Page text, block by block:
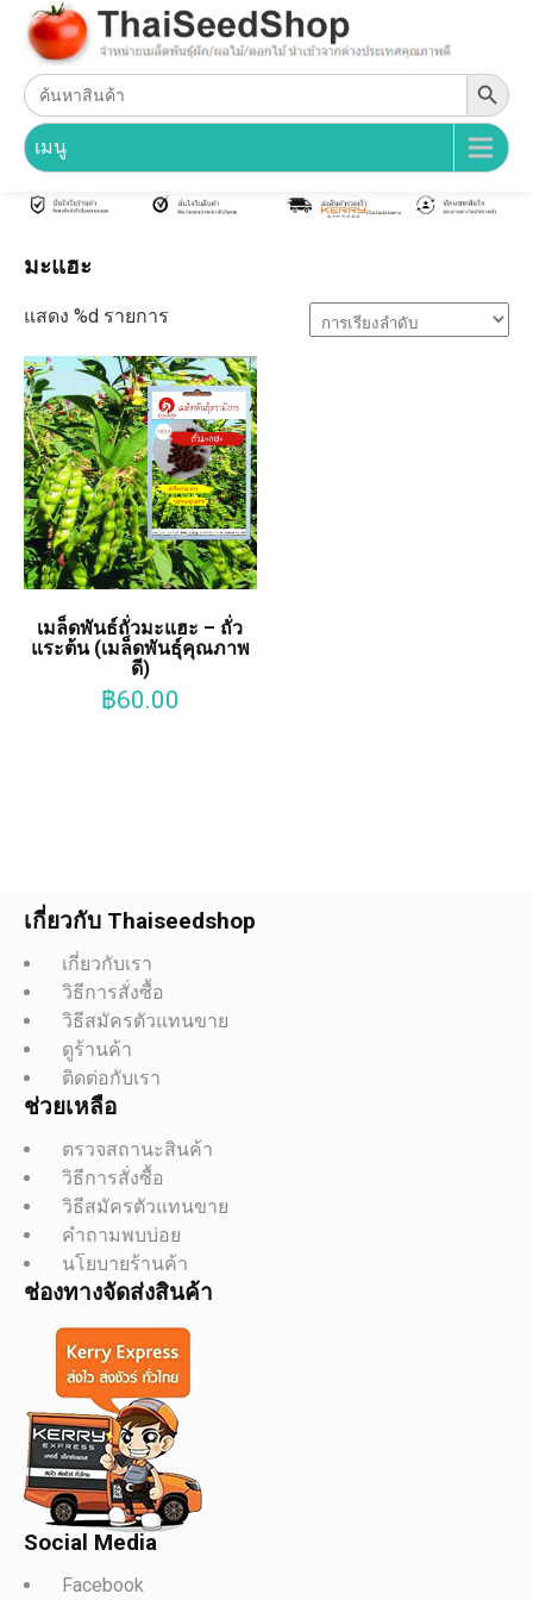
Search
for:
Search Button
เมนู
มะแฮะ
แสดง %d รายการ
เมล็ดพันธ์ถั่วมะแฮะ – ถั่ว
แระต้น (เมล็ดพันธุ์คุณภาพ
ดี)
฿60.00
เกี่ยวกับ Thaiseedshop
เกี่ยวกับเรา
วิธีการสั่งซื้อ
วิธีสมัครตัวแทนขาย
ดูร้านค้า
ติดต่อกับเรา
ช่วยเหลือ
ตรวจสถานะสินค้า
วิธีการสั่งซื้อ
วิธีสมัครตัวแทนขาย
คำถามพบบ่อย
นโยบายร้านค้า
ช่องทางจัดส่งสินค้า
Social Media
Facebook